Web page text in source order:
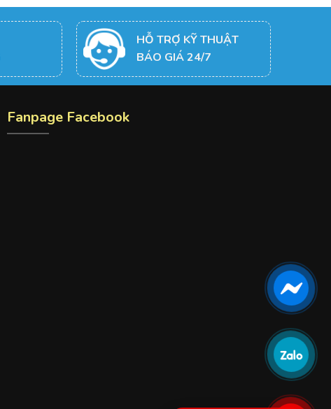
HỖ TRỢ KỸ THUẬT
BÁO GIÁ 24/7
Fanpage Facebook